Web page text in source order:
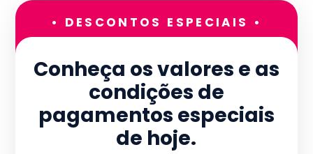
• DESCONTOS ESPECIAIS •
Conheça os valores e as
condições de
pagamentos especiais
de hoje.